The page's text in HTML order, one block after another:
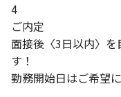
4
ご内定
面接後〈3日以内〉
す！
勤務開始日はご希望